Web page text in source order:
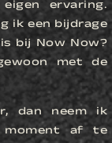
ervaring.
ik een bijdrage
bij Now Now?
met de
dan neem ik
af te